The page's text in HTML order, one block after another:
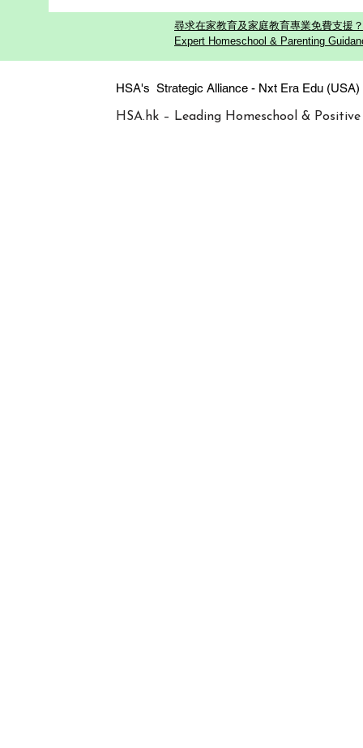
尋求在家教育及家庭教育專業免費支援
Expert Homeschool & Parenting
HSA's Strategic Alliance - Nxt Era Edu
HSA.hk – Leading Homeschool &